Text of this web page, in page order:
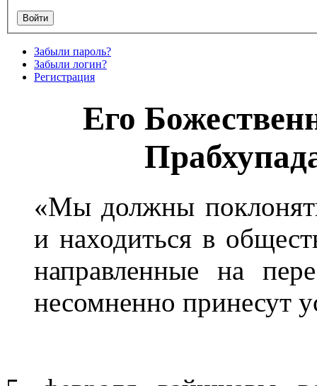
Забыли пароль?
Забыли логин?
Регистрация
Его
«Мы должны
и находиться в
направленные на
несомненно принесут